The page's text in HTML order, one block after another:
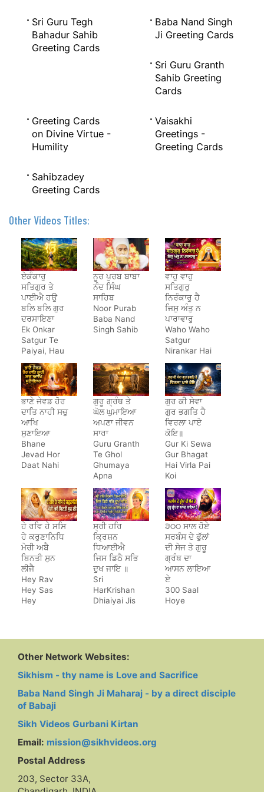
Sri Guru Tegh
Bahadur Sahib
Greeting Cards
Baba Nand Singh
Ji Greeting Cards
Sri Guru Granth
Sahib Greeting
Cards
Greeting Cards
on Divine Virtue -
Humility
Vaisakhi
Greetings -
Greeting Cards
Sahibzadey
Greeting Cards
Other Videos Titles:
ਏਕੰਕਾਰੁ
ਸਤਿਗੁਰ ਤੇ
ਪਾਈਐ ਹਉ
ਬਲਿ ਬਲਿ ਗੁਰ
ਦਰਸਾਇਣਾ
Ek Onkar
Satgur Te
Paiyai, Hau
Bal Bal Gur
Darsayena
ਨੂਰ ਪੁਰਬ ਬਾਬਾ
ਨੰਦ ਸਿੰਘ
ਸਾਹਿਬ
Noor Purab
Baba Nand
Singh Sahib
ਵਾਹੁ ਵਾਹੁ
ਸਤਿਗੁਰੁ
ਨਿਰੰਕਾਰੁ ਹੈ
ਜਿਸੁ ਅੰਤੁ ਨ
ਪਾਰਾਵਾਰੁ
Waho Waho
Satgur
Nirankar Hai
ਭਾਣੇ ਜੇਵਡ ਹੋਰ
ਦਾਤਿ ਨਾਹੀ ਸਚੁ
ਆਖਿ
ਸੁਣਾਇਆ
Bhane
Jevad Hor
Daat Nahi
ਗੁਰੂ ਗ੍ਰੰਥ ਤੇ
ਘੋਲ ਘੁਮਾਇਆ
ਅਪਣਾ ਜੀਵਨ
ਸਾਰਾ
Guru Granth
Te Ghol
Ghumaya
Apna
Jeewan
Saara
ਗੁਰ ਕੀ ਸੇਵਾ
ਗੁਰ ਭਗਤਿ ਹੈ
ਵਿਰਲਾ ਪਾਏ
ਕੋਇ॥
Gur Ki Sewa
Gur Bhagat
Hai Virla Pai
Koi
ਹੇ ਰਵਿ ਹੇ ਸਸਿ
ਹੇ ਕਰੁਣਾਨਿਧਿ
ਮੇਰੀ ਅਬੈ
ਬਿਨਤੀ ਸੁਨ
ਲੀਜੈ
Hey Rav
Hey Sas
Hey
ਸ੍ਰੀ ਹਰਿ
ਕ੍ਰਿਸ਼ਨ
ਧਿਆਈਐ
ਜਿਸ ਡਿਠੈ ਸਭਿ
ਦੁਖ ਜਾਇ ॥
Sri
HarKrishan
Dhiaiyai Jis
੩੦੦ ਸਾਲ ਹੋਏ
ਸਰਬੰਸ ਦੇ ਫੁੱਲਾਂ
ਦੀ ਸੇਜ ਤੇ ਗੁਰੂ
ਗ੍ਰੰਥ ਦਾ
ਆਸਨ ਲਾਇਆ
ਏ
300 Saal
Hoye
Other Network Websites:
Sikhism - thy name is Love and Sacrifice
Baba Nand Singh Ji Maharaj - by a direct disciple
of Babaji
Sikh Videos Gurbani Kirtan
Email: mission@sikhvideos.org
Postal Address
203, Sector 33A,